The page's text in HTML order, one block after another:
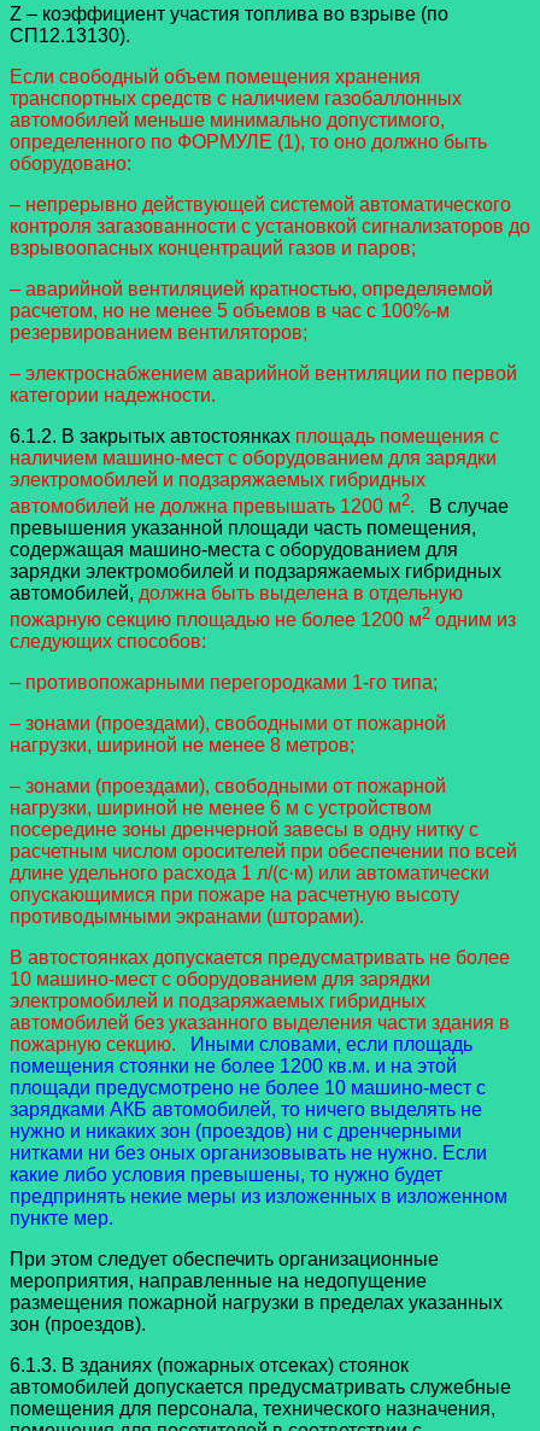
Z – коэффициент участия топлива во взрыве (по
СП12.13130).
Если свободный объем помещения хранения
транспортных средств с наличием газобаллонных
автомобилей меньше минимально допустимого,
определенного по ФОРМУЛЕ (1), то оно должно быть
оборудовано:
– непрерывно действующей системой автоматического
контроля загазованности с установкой сигнализаторов до
взрывоопасных концентраций газов и паров;
– аварийной вентиляцией кратностью, определяемой
расчетом, но не менее 5 объемов в час с 100%-м
резервированием вентиляторов;
– электроснабжением аварийной вентиляции по первой
категории надежности.
6.1.2. В закрытых автостоянках площадь помещения с
наличием машино-мест с оборудованием для зарядки
электромобилей и подзаряжаемых гибридных
автомобилей не должна превышать 1200 м2. В случае
превышения указанной площади часть помещения,
содержащая машино-места с оборудованием для
зарядки электромобилей и подзаряжаемых гибридных
автомобилей, должна быть выделена в отдельную
пожарную секцию площадью не более 1200 м2 одним из
следующих способов:
– противопожарными перегородками 1-го типа;
– зонами (проездами), свободными от пожарной
нагрузки, шириной не менее 8 метров;
– зонами (проездами), свободными от пожарной
нагрузки, шириной не менее 6 м с устройством
посередине зоны дренчерной завесы в одну нитку с
расчетным числом оросителей при обеспечении по всей
длине удельного расхода 1 л/(с·м) или автоматически
опускающимися при пожаре на расчетную высоту
противодымными экранами (шторами).
В автостоянках допускается предусматривать не более
10 машино-мест с оборудованием для зарядки
электромобилей и подзаряжаемых гибридных
автомобилей без указанного выделения части здания в
пожарную секцию.
Иными словами, если площадь
помещения стоянки не более 1200 кв.м. и на этой
площади предусмотрено не более 10 машино-мест с
зарядками АКБ автомобилей, то ничего выделять не
нужно и никаких зон (проездов) ни с дренчерными
нитками ни без оных организовывать не нужно. Если
какие либо условия превышены, то нужно будет
предпринять некие меры из изложенных в изложенном
пункте мер.
При этом следует обеспечить организационные
мероприятия, направленные на недопущение
размещения пожарной нагрузки в пределах указанных
зон (проездов).
6.1.3. В зданиях (пожарных отсеках) стоянок
автомобилей допускается предусматривать служебные
помещения для персонала, технического назначения,